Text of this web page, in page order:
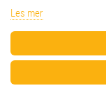
Les mer